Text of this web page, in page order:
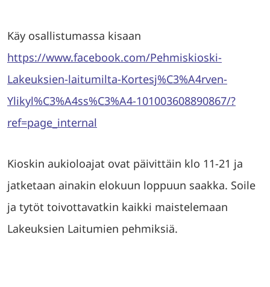
Käy osallistumassa kisaan
https://www.facebook.com/Pehmiskioski-
Lakeuksien-laitumilta-Kortesj%C3%A4rven-
Ylikyl%C3%A4ss%C3%A4-101003608890867/?
ref=page_internal
Kioskin aukioloajat ovat päivittäin klo 11-21 ja
jatketaan ainakin elokuun loppuun saakka. Soile
ja tytöt toivottavatkin kaikki maistelemaan
Lakeuksien Laitumien pehmiksiä.